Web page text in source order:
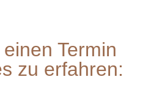
Termin
zu erfahren: